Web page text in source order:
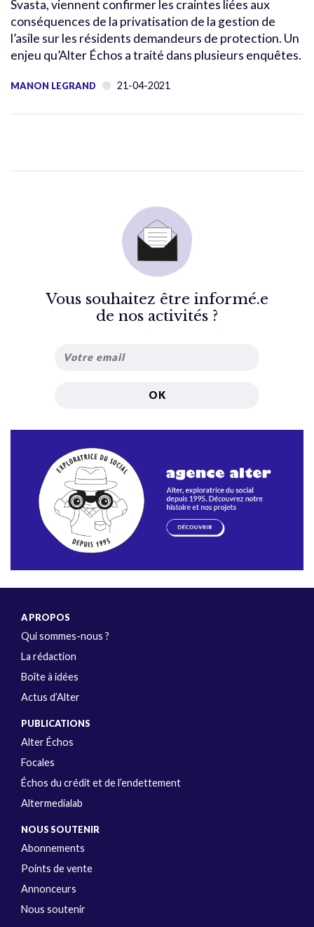
Svasta, viennent confirmer les craintes liées aux
conséquences de la privatisation de la gestion de
l’asile sur les résidents demandeurs de protection. Un
enjeu qu’Alter Échos a traité dans plusieurs enquêtes.
MANON LEGRAND 21-04-2021
Vous souhaitez être informé.e
de nos activités ?
A PROPOS
Qui sommes-nous ?
La rédaction
Boîte à idées
Actus d’Alter
PUBLICATIONS
Alter Échos
Focales
Échos du crédit et de l’endettement
Altermedialab
NOUS SOUTENIR
Abonnements
Points de vente
Annonceurs
Nous soutenir